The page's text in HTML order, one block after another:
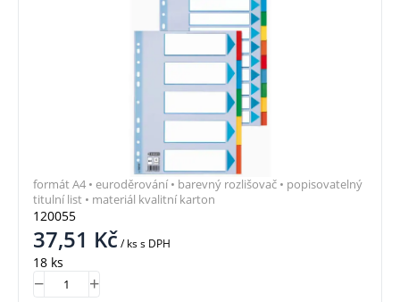
120055
37,51 Kč/ kss DPH
18 ks
formát A4 • euroděrování • barevný rozlišovač • popisovatelný
titulní list • materiál kvalitní karton